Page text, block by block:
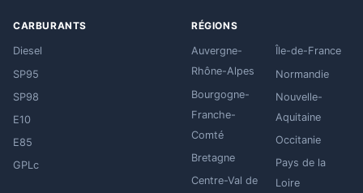
CARBURANTS
Diesel
SP95
SP98
E10
E85
GPLc
RÉGIONS
Auvergne-
Rhône-Alpes
Bourgogne-
Franche-
Comté
Bretagne
Centre-Val de
Île-de-France
Normandie
Nouvelle-
Aquitaine
Occitanie
Pays de la
Loire